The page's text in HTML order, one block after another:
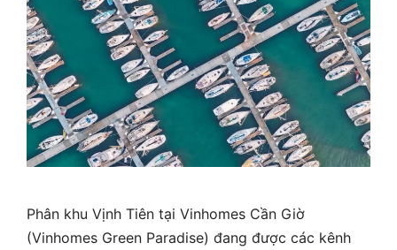
Phân khu Vịnh Tiên tại Vinhomes Cần Giờ
(Vinhomes Green Paradise) đang được các kênh